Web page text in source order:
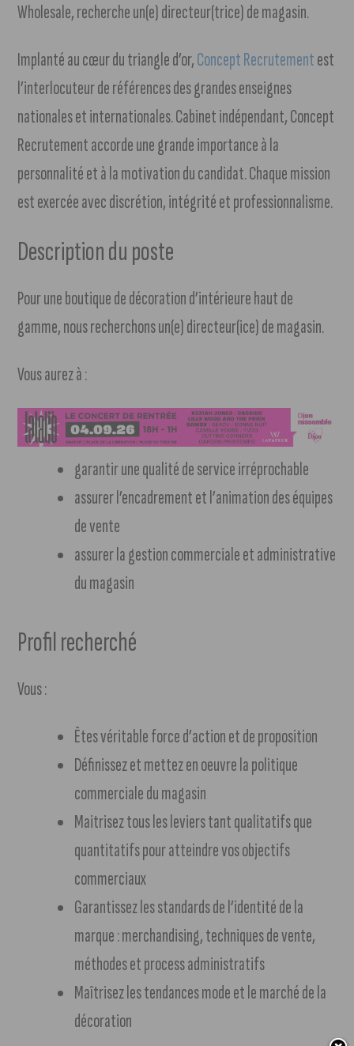
Wholesale, recherche un(e) directeur(trice) de magasin.
Implanté au cœur du triangle d’or,Concept Recrutementest
l’interlocuteur de références des grandes enseignes
nationales et internationales. Cabinet indépendant, Concept
Recrutement accorde une grande importance à la
personnalité et à la motivation du candidat. Chaque mission
est exercée avec discrétion, intégrité et professionnalisme.
Description du poste
Pour une boutique de décoration d’intérieure haut de
gamme, nous recherchons un(e) directeur(ice) de magasin.
Vous aurez à :
garantir une qualité de service irréprochable
assurer l’encadrement et l’animation des équipes
de vente
assurer la gestion commerciale et administrative
du magasin
Profil recherché
Vous :
Êtes véritable force d’action et de proposition
Définissez et mettez en oeuvre la politique
commerciale du magasin
Maitrisez tous les leviers tant qualitatifs que
quantitatifs pour atteindre vos objectifs
commerciaux
Garantissez les standards de l’identité de la
marque : merchandising, techniques de vente,
méthodes et process administratifs
Maîtrisez les tendances mode et le marché de la
décoration